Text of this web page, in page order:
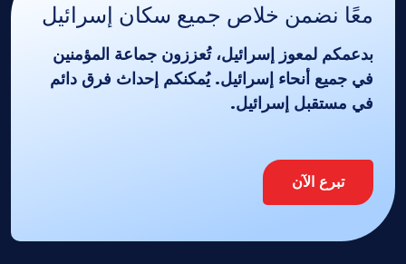
معًا نضمن خلاص جميع سكان إسرائيل
بدعمكم لمعوز إسرائيل، تُعززون جماعة المؤمنين
في جميع أنحاء إسرائيل. يُمكنكم إحداث فرق دائم
في مستقبل إسرائيل.
تبرع الآن